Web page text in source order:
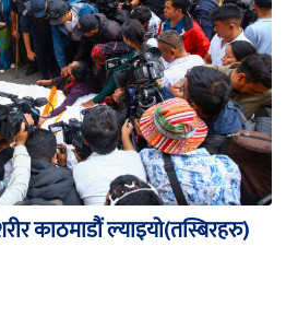
काठमाडौं ल्याइयो(तस्बिरहरु)